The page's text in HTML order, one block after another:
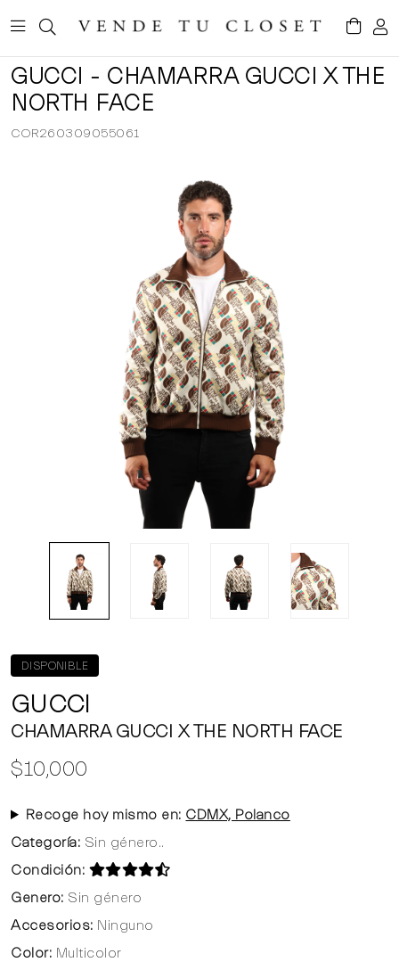
GUCCI - CHAMARRA GUCCI X THE
NORTH FACE
COR260309055061
DISPONIBLE
GUCCI
CHAMARRA GUCCI X THE NORTH FACE
$10,000
Recoge hoy mismo en: CDMX, Polanco
Categoría: Sin género..
Condición:
Genero: Sin género
Accesorios: Ninguno
Color: Multicolor